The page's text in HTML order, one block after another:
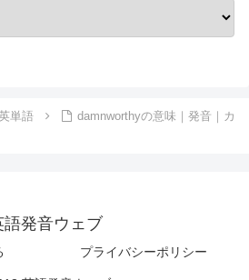
単語
damnworthyの意味｜発音｜カ
語発音ウェブ
プライバシーポリシー